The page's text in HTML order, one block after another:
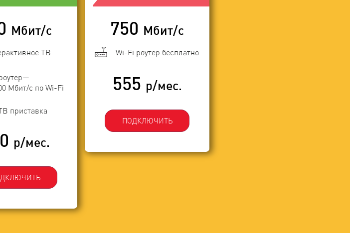
Мбит/с
ТВ
Мбит/с по Wi-Fi
приставка
р/мес.
750 Мбит/с
Wi-Fi роутер бесплатно
555 р/мес.
ПОДКЛЮЧИТЬ